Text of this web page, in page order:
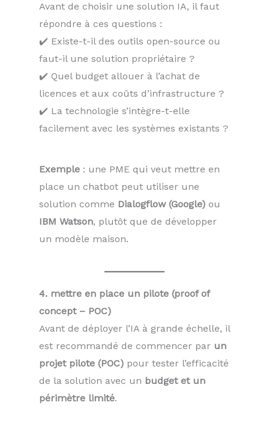
Avant de choisir une solution IA, il faut
répondre à ces questions :
✔️ Existe-t-il des outils open-source ou
faut-il une solution propriétaire ?
✔️ Quel budget allouer à l’achat de
licences et aux coûts d’infrastructure ?
✔️ La technologie s’intègre-t-elle
facilement avec les systèmes existants ?
Exemple : une PME qui veut mettre en
place un chatbot peut utiliser une
solution comme Dialogflow (Google) ou
IBM Watson, plutôt que de développer
un modèle maison.
4. mettre en place un pilote (proof of
concept – POC)
Avant de déployer l’IA à grande échelle, il
est recommandé de commencer par un
projet pilote (POC) pour tester l’efficacité
de la solution avec un budget et un
périmètre limité.